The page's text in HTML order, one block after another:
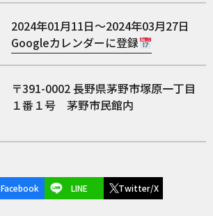
2024年01月11日～2024年03月27日
Googleカレンダーに登録
391-0002長野県茅野市塚原一丁目
１番１号 茅野市民館内
Facebook LINE Twitter/X